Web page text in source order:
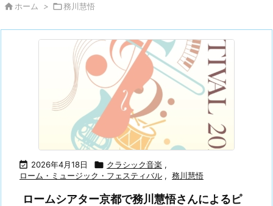
 ホーム > 務川慧悟
 2026年4月18日  クラシック音楽 ,
ローム・ミュージック・フェスティバル , 務川慧悟
ロームシアター京都で務川慧悟さんによるピ